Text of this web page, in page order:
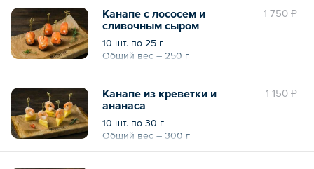
1 750 ₽
Канапе с лососем и
сливочным сыром
10 шт. по 25 г
Общий вес – 250 г
1 150 ₽
Канапе из креветки и
ананаса
10 шт. по 30 г
Общий вес – 300 г